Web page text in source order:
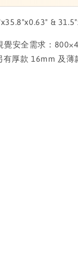
&
安全需求：
厚款 16mm 及